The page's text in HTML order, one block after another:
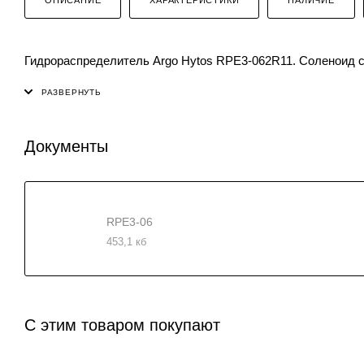
Гидрораспределитель Argo Hytos RPE3-062R11. Соленоид
Документы
RPE3-06
453,1 кб
С этим товаром покупают